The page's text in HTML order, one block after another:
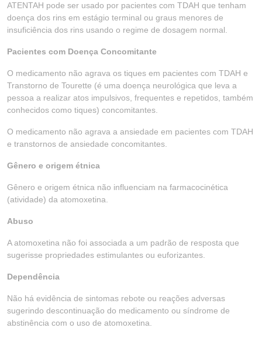
ATENTAH pode ser usado por pacientes com TDAH que tenham
doença dos rins em estágio terminal ou graus menores de
insuficiência dos rins usando o regime de dosagem normal.
Pacientes com Doença Concomitante
O medicamento não agrava os tiques em pacientes com TDAH e
Transtorno de Tourette (é uma doença neurológica que leva a
pessoa a realizar atos impulsivos, frequentes e repetidos, também
conhecidos como tiques) concomitantes.
O medicamento não agrava a ansiedade em pacientes com TDAH
e transtornos de ansiedade concomitantes.
Gênero e origem étnica
Gênero e origem étnica não influenciam na farmacocinética
(atividade) da atomoxetina.
Abuso
A atomoxetina não foi associada a um padrão de resposta que
sugerisse propriedades estimulantes ou euforizantes.
Dependência
Não há evidência de sintomas rebote ou reações adversas
sugerindo descontinuação do medicamento ou síndrome de
abstinência com o uso de atomoxetina.